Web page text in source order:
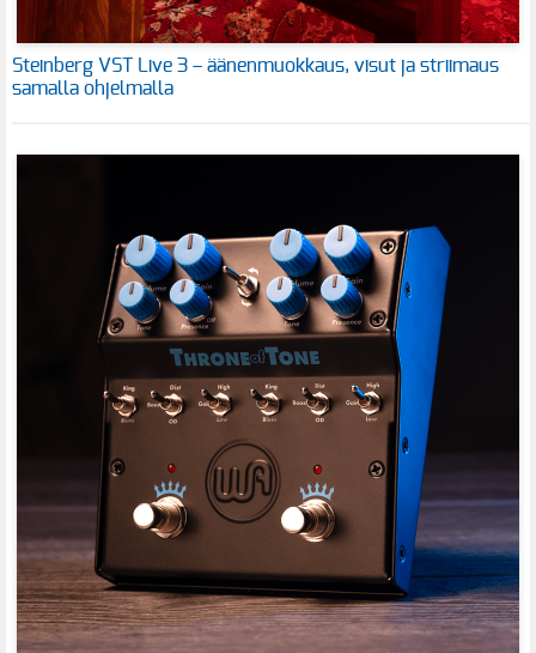
Steinberg VST Live 3 – äänenmuokkaus, visut ja striimaus
samalla ohjelmalla